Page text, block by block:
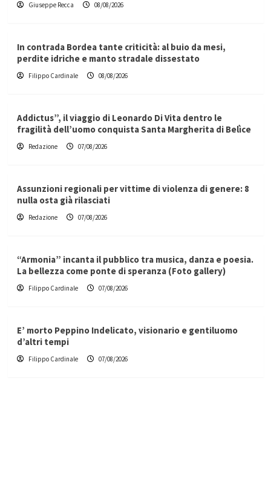
Giuseppe Recca 08/08/2026
In contrada Bordea tante criticità: al buio da mesi,
perdite idriche e manto stradale dissestato
Filippo Cardinale 08/08/2026
Addictus”, il viaggio di Leonardo Di Vita dentro le
fragilità dell’uomo conquista Santa Margherita di Belìce
Redazione 07/08/2026
Assunzioni regionali per vittime di violenza di genere: 8
nulla osta già rilasciati
Redazione 07/08/2026
“Armonia” incanta il pubblico tra musica, danza e poesia.
La bellezza come ponte di speranza (Foto gallery)
Filippo Cardinale 07/08/2026
E’ morto Peppino Indelicato, visionario e gentiluomo
d’altri tempi
Filippo Cardinale 07/08/2026